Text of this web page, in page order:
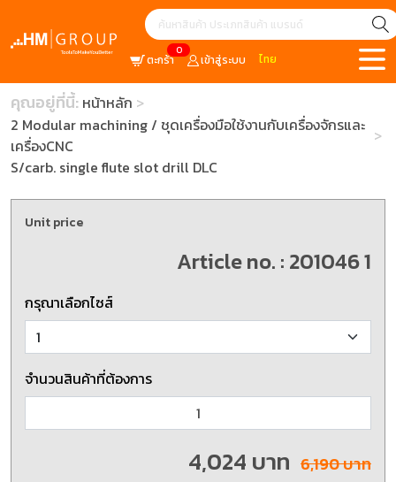
0
ตะกร้า เข้าสู่ระบบ ไทย
คุณอยู่ที่นี้: หน้าหลัก
2 Modular machining / ชุดเครื่องมือใช้งานกับเครื่องจักรและ
เครื่องCNC
S/carb. single flute slot drill DLC
Unit price
Article no. : 201046 1
กรุณาเลือกไซส์
จำนวนสินค้าที่ต้องการ
4,024 บาท 6,190 บาท